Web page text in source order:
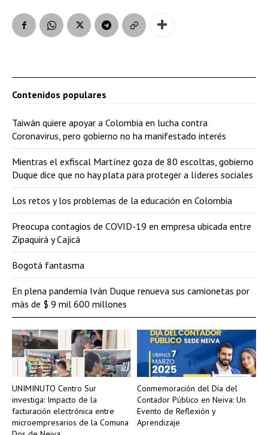
UNIMINUTO Centro Sur
investiga: Impacto de la
facturación electrónica entre
microempresarios de la Comuna
Conmemoración del Día del
Contador Público en Neiva: Un
Evento de Reflexión y
Aprendizaje
Contenidos populares
Taiwán quiere apoyar a Colombia en lucha contra
Coronavirus, pero gobierno no ha manifestado interés
Mientras el exfiscal Martínez goza de 80 escoltas, gobierno
Duque dice que no hay plata para proteger a líderes sociales
Los retos y los problemas de la educación en Colombia
Preocupa contagios de COVID-19 en empresa ubicada entre
Zipaquirá y Cajicá
Bogotá fantasma
En plena pandemia Iván Duque renueva sus camionetas por
más de $ 9 mil 600 millones